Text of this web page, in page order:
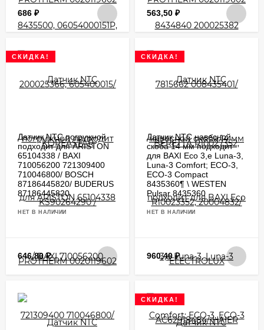
686 ₽ 563,50 ₽
СКИДКА!
Датчик NTC погружной
подходит для ARISTON
65104338 / BAXI
710056200 721309400
710046800/ BOSCH
87186445820/ BUDERUS
87186445820
НЕТ В НАЛИЧИИ
646,80₽
СКИДКА!
Датчик NTC навесной
скоба 14 мм подходит
для BAXI Eco 3,е Luna-3,
Luna-3 Comfort; ECO-3,
ECO-3 Compact
8435360¶ \ WESTEN
Pulsar 8435360
НЕТ В НАЛИЧИИ
960,40₽
СКИДКА!